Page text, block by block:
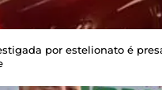
por estelionato é